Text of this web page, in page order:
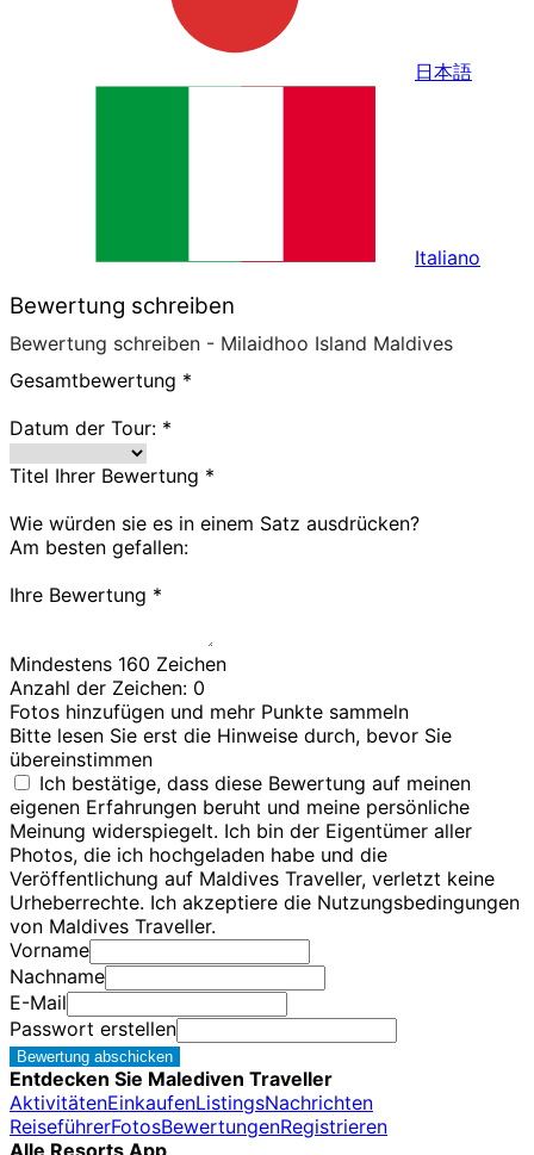
日本語
Italiano
Bewertung schreiben
Bewertung schreiben - Milaidhoo Island Maldives
Gesamtbewertung *
Datum der Tour: *
Titel Ihrer Bewertung *
Wie würden sie es in einem Satz ausdrücken?
Am besten gefallen:
Ihre Bewertung *
Mindestens 160 Zeichen
Anzahl der Zeichen: 0
Fotos hinzufügen und mehr Punkte sammeln
Bitte lesen Sie erst die Hinweise durch, bevor Sie
übereinstimmen
Ich bestätige, dass diese Bewertung auf meinen
eigenen Erfahrungen beruht und meine persönliche
Meinung widerspiegelt. Ich bin der Eigentümer aller
Photos, die ich hochgeladen habe und die
Veröffentlichung auf Maldives Traveller, verletzt keine
Urheberrechte. Ich akzeptiere die Nutzungsbedingungen
von Maldives Traveller.
Vorname
Nachname
E-Mail
Passwort erstellen
Bewertung abschicken
Entdecken Sie Malediven Traveller
AktivitätenEinkaufenListingsNachrichten
ReiseführerFotosBewertungenRegistrieren